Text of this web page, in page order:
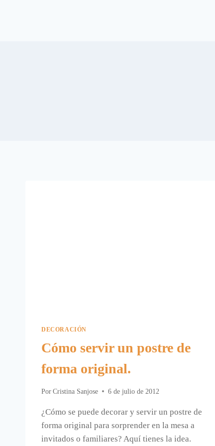
DECORACIÓN
Cómo servir un postre de
forma original.
Por Cristina Sanjose 6 de julio de 2012
¿Cómo se puede decorar y servir un postre de
forma original para sorprender en la mesa a
invitados o familiares? Aquí tienes la idea.